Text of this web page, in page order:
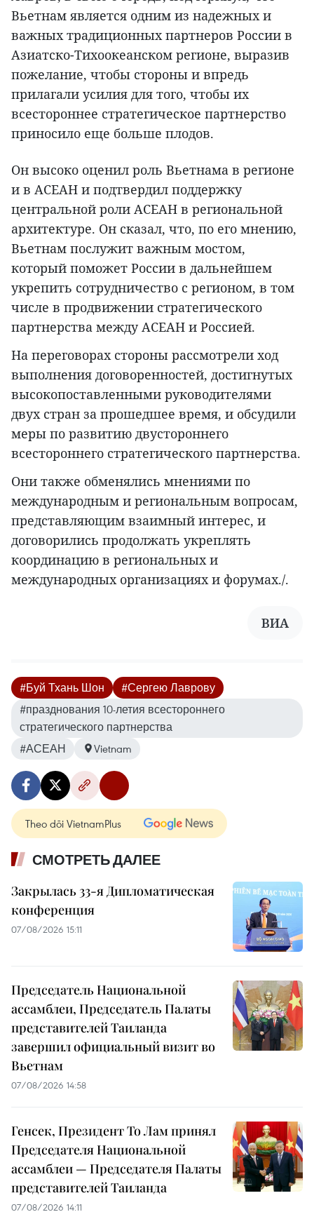
Вьетнам является одним из надежных и
важных традиционных партнеров России в
Азиатско-Тихоокеанском регионе, выразив
пожелание, чтобы стороны и впредь
прилагали усилия для того, чтобы их
всестороннее стратегическое партнерство
приносило еще больше плодов.
Он высоко оценил роль Вьетнама в регионе
и в АСЕАН и подтвердил поддержку
центральной роли АСЕАН в региональной
архитектуре. Он сказал, что, по его мнению,
Вьетнам послужит важным мостом,
который поможет России в дальнейшем
укрепить сотрудничество с регионом, в том
числе в продвижении стратегического
партнерства между АСЕАН и Россией.
На переговорах стороны рассмотрели ход
выполнения договоренностей, достигнутых
высокопоставленными руководителями
двух стран за прошедшее время, и обсудили
меры по развитию двустороннего
всестороннего стратегического партнерства.
Они также обменялись мнениями по
международным и региональным вопросам,
представляющим взаимный интерес, и
договорились продолжать укреплять
координацию в региональных и
международных организациях и форумах./.
ВИА
#Буй Тхань Шон
#Сергею Лаврову
#празднования 10-летия всестороннего
стратегического партнерства
#АСЕАН
Vietnam
Theo dõi VietnamPlus
СМОТРЕТЬ ДАЛЕЕ
Закрылась 33-я Дипломатическая
конференция
07/08/2026 15:11
Председатель Национальной
ассамблеи, Председатель Палаты
представителей Таиланда
завершил официальный визит во
Вьетнам
07/08/2026 14:58
Генсек, Президент То Лам принял
Председателя Национальной
ассамблеи — Председателя Палаты
представителей Таиланда
07/08/2026 14:11